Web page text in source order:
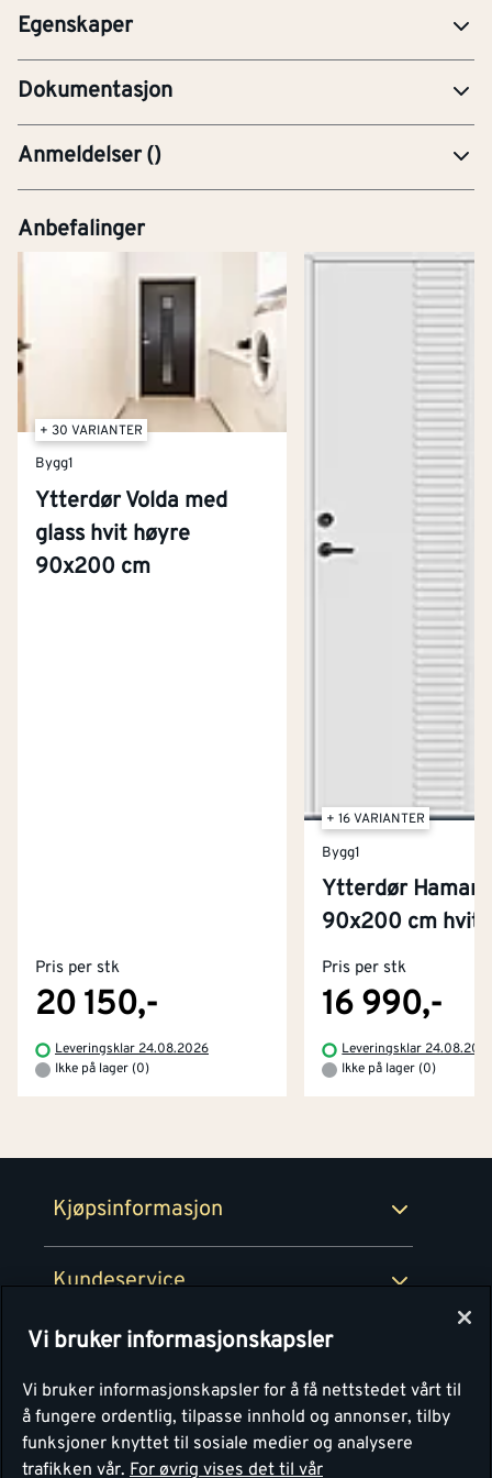
Egenskaper
Dokumentasjon
YTE-Ytelseserklæring (CE-merking)
Anmeldelser()
Anbefalinger
+ 30 VARIANTER
Bygg1
Ytterdør Volda med
glass hvit høyre
90x200 cm
Pris per stk
20 150,-
Leveringsklar 24.08.2026
Ikke på lager (0)
+ 16 VARIANTER
Bygg1
Ytterdør Hamar
90x200 cm hvit
Pris per stk
16 990,-
Leveringsklar
Ikke på lager (0)
Kjøpsinformasjon
Kjøpsbetingelser
Retur- og angrerettsskjema
Kundeservice
Tjenester
Montér Klubb
Montér
Byggevarehus og åpningstider
Prismatch
Personvern
Vi bruker informasjonskapsler
Vi bruker informasjonskapsler for å få nettstedet vårt til
å fungere ordentlig, tilpasse innhold og annonser, tilby
funksjoner knyttet til sosiale medier og analysere
trafikken vår. For øvrig vises det til vår